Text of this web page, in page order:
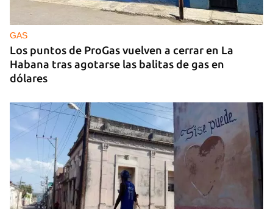
Ucrania ataca otro centro logístico del Amazon
ruso, esta vez en los Urales
GAS
Los puntos de ProGas vuelven a cerrar en La
Habana tras agotarse las balitas de gas en
dólares